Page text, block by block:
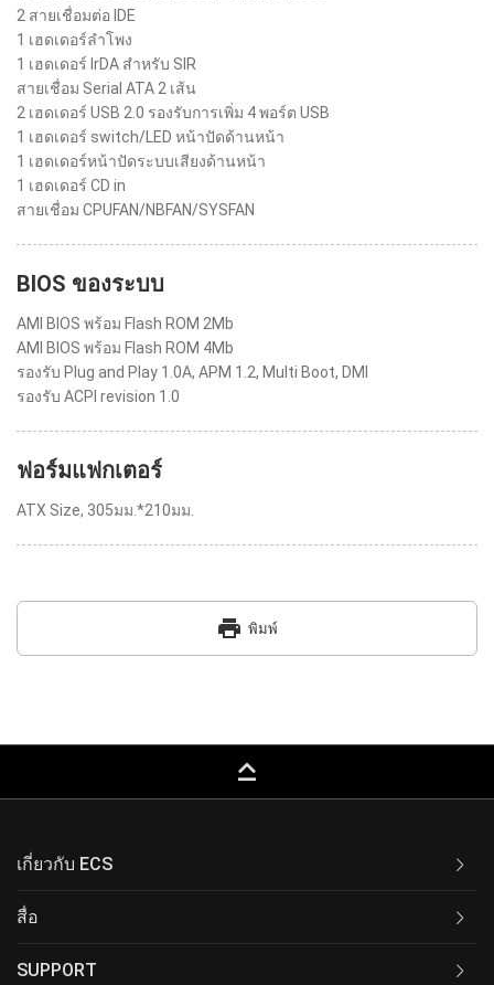
2 สายเชื่อมต่อ IDE
1 เฮดเดอร์ลำโพง
1 เฮดเดอร์ IrDA สำหรับ SIR
สายเชื่อม Serial ATA 2 เส้น
2 เฮดเดอร์ USB 2.0 รองรับการเพิ่ม 4 พอร์ต USB
1 เฮดเดอร์ switch/LED หน้าปัดด้านหน้า
1 เฮดเดอร์หน้าปัดระบบเสียงด้านหน้า
1 เฮดเดอร์ CD in
สายเชื่อม CPUFAN/NBFAN/SYSFAN
BIOS ของระบบ
AMI BIOS พร้อม Flash ROM 2Mb
AMI BIOS พร้อม Flash ROM 4Mb
รองรับ Plug and Play 1.0A, APM 1.2, Multi Boot, DMI
รองรับ ACPI revision 1.0
ฟอร์มแฟกเตอร์
ATX Size, 305มม.*210มม.
print พิมพ์
keyboard_capslock
เกี่ยวกับ ECS
สื่อ
SUPPORT